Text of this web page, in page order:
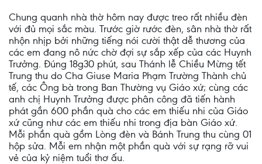
Chung quanh nhà thờ hôm nay được treo rất nhiều đèn
với đủ mọi sắc màu. Trước giờ rước đèn, sân nhà thờ rất
nhộn nhịp bởi những tiếng nói cười thật dễ thương của
các em đang nô nức chờ đợi sự sắp xếp của các Huynh
Trưởng. Đúng 18g30 phút, sau Thánh lễ Chiều Mừng tết
Trung thu do Cha Giuse Maria Phạm Trường Thành chủ
tế, các Ông bà trong Ban Thường vụ Giáo xứ; cùng các
anh chị Huynh Trưởng được phân công đã tiến hành
phát gần 600 phần quà cho các em thiếu nhi của Giáo
xứ cũng như các em thiếu nhi trong địa bàn Giáo xứ.
Mỗi phần quà gồm Lòng đèn và Bánh Trung thu cùng 01
hộp sửa. Mỗi em nhận một phần quà với sự rạng rỡ vui
vẻ của kỷ niệm tuổi thơ ấu.